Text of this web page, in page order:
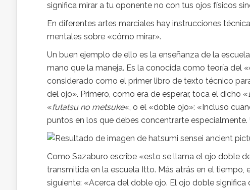
significa mirar a tu oponente no con tus ojos físicos
En diferentes artes marciales hay instrucciones
mentales sobre «cómo mirar».
Un buen ejemplo de ello es la enseñanza de la
mano que la maneja. Es la conocida como teoría del
considerado como el primer libro de texto técnico
del ojo». Primero, como era de esperar, toca el dicho «
«futatsu no metsuke«, o el «doble ojo»: «Incluso
puntos en los que debes concentrarte
Como Sazaburo escribe «esto se llama el ojo doble
transmitida en la escuela Itto. Más atrás en el tiempo,
siguiente: «Acerca del doble ojo. El ojo doble